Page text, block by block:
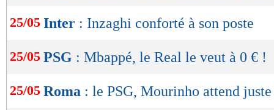
25/05 Inter : Inzaghi conforté à son poste
25/05 PSG : Mbappé, le Real le veut à 0 € !
25/05 Roma : le PSG, Mourinho attend